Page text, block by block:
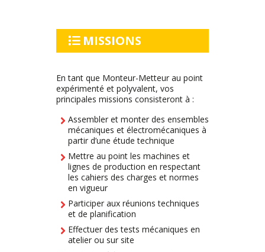
MISSIONS
En tant que Monteur-Metteur au point
expérimenté et polyvalent, vos
principales missions consisteront à :
Assembler et monter des ensembles
mécaniques et électromécaniques à
partir d’une étude technique
Mettre au point les machines et
lignes de production en respectant
les cahiers des charges et normes
en vigueur
Participer aux réunions techniques
et de planification
Effectuer des tests mécaniques en
atelier ou sur site